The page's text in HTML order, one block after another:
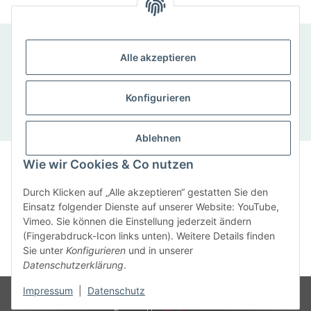
Alle akzeptieren
Konfigurieren
Ablehnen
Wie wir Cookies & Co nutzen
Durch Klicken auf „Alle akzeptieren“ gestatten Sie den
Einsatz folgender Dienste auf unserer Website: YouTube,
Vimeo. Sie können die Einstellung jederzeit ändern
(Fingerabdruck-Icon links unten). Weitere Details finden
Sie unter Konfigurieren und in unserer
Datenschutzerklärung.
Impressum Datenschutz
SCHNELLKONTAKT
SaxenWerke, Sandra Eckelmann, Bad-Lausicker-
Straße 5, 04668 Otterwisch
Impressum|Datenschutz| Cookie-Richtlinie
Anmelden
Vertrag widerrufen
* Alle Preise inkl. gesetzlicher USt., zzgl.